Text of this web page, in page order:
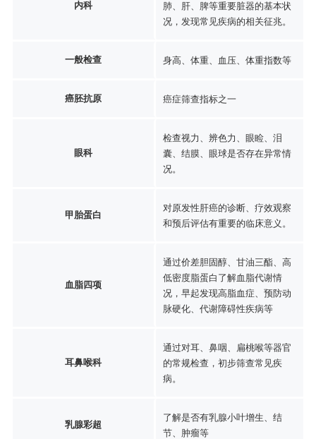
内科
肺、肝、脾等重要脏器的基本状
况，发现常见疾病的相关征兆。
一般检查 身高、体重、血压、体重指数等
癌胚抗原 癌症筛查指标之一
眼科
检查视力、辨色力、眼睑、泪
囊、结膜、眼球是否存在异常情
况。
甲胎蛋白
对原发性肝癌的诊断、疗效观察
和预后评估有重要的临床意义。
血脂四项
通过价差胆固醇、甘油三酯、高
低密度脂蛋白了解血脂代谢情
况，早起发现高脂血症、预防动
脉硬化、代谢障碍性疾病等
耳鼻喉科
通过对耳、鼻咽、扁桃喉等器官
的常规检查，初步筛查常见疾
病。
乳腺彩超
了解是否有乳腺小叶增生、结
节、肿瘤等